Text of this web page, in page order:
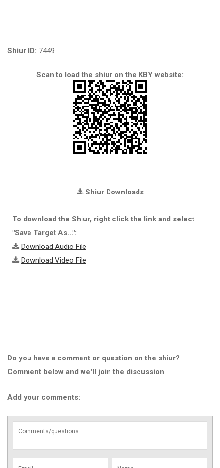
Shiur ID: 7449
Scan to load the shiur on the KBY website:
Shiur Downloads
To download the Shiur, right click the link and select
"Save Target As...":
Download Audio File
Download Video File
Do you have a comment or question on the shiur?
Comment below and we'll join the discussion
Add your comments: